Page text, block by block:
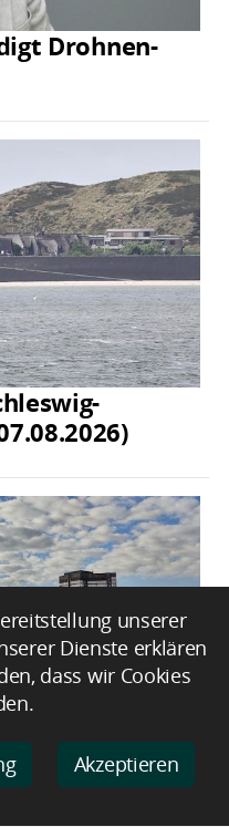
Drohnen-
unserer
Dienste erklären
dass wir Cookies
Akzeptieren